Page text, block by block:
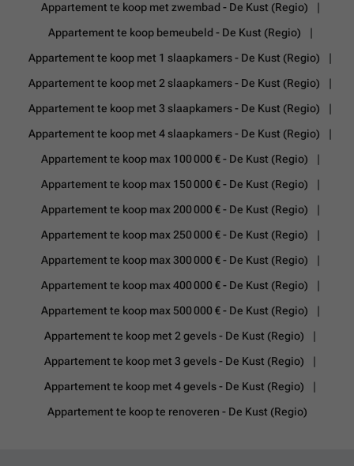
Appartement te koop met zwembad - De Kust (Regio)
Appartement te koop bemeubeld - De Kust (Regio)
Appartement te koop met 1 slaapkamers - De Kust (Regio)
Appartement te koop met 2 slaapkamers - De Kust (Regio)
Appartement te koop met 3 slaapkamers - De Kust (Regio)
Appartement te koop met 4 slaapkamers - De Kust (Regio)
Appartement te koop max 100 000 € - De Kust (Regio)
Appartement te koop max 150 000 € - De Kust (Regio)
Appartement te koop max 200 000 € - De Kust (Regio)
Appartement te koop max 250 000 € - De Kust (Regio)
Appartement te koop max 300 000 € - De Kust (Regio)
Appartement te koop max 400 000 € - De Kust (Regio)
Appartement te koop max 500 000 € - De Kust (Regio)
Appartement te koop met 2 gevels - De Kust (Regio)
Appartement te koop met 3 gevels - De Kust (Regio)
Appartement te koop met 4 gevels - De Kust (Regio)
Appartement te koop te renoveren - De Kust (Regio)